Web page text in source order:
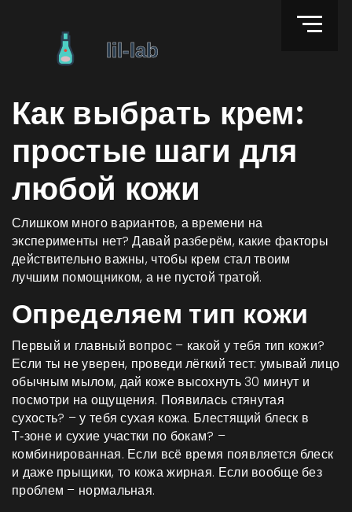
Как выбрать крем:
простые шаги для
любой кожи
Слишком много вариантов, а времени на
эксперименты нет? Давай разберём, какие факторы
действительно важны, чтобы крем стал твоим
лучшим помощником, а не пустой тратой.
Определяем тип кожи
Первый и главный вопрос – какой у тебя тип кожи?
Если ты не уверен, проведи лёгкий тест: умывай лицо
обычным мылом, дай коже высохнуть 30 минут и
посмотри на ощущения. Появилась стянутая
сухость? – у тебя сухая кожа. Блестящий блеск в
Т‑зоне и сухие участки по бокам? –
комбинированная. Если всё время появляется блеск
и даже прыщики, то кожа жирная. Если вообще без
проблем – нормальная.